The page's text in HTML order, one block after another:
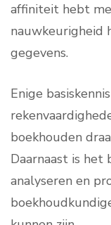
affiniteit hebt
nauwkeurigheid
gegevens.
Enige
boekhouden
Daarnaast is het
analyseren en